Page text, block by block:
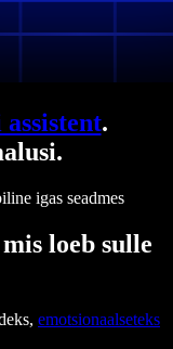
.
igas seadmes
loeb sulle
emotsionaalseteks